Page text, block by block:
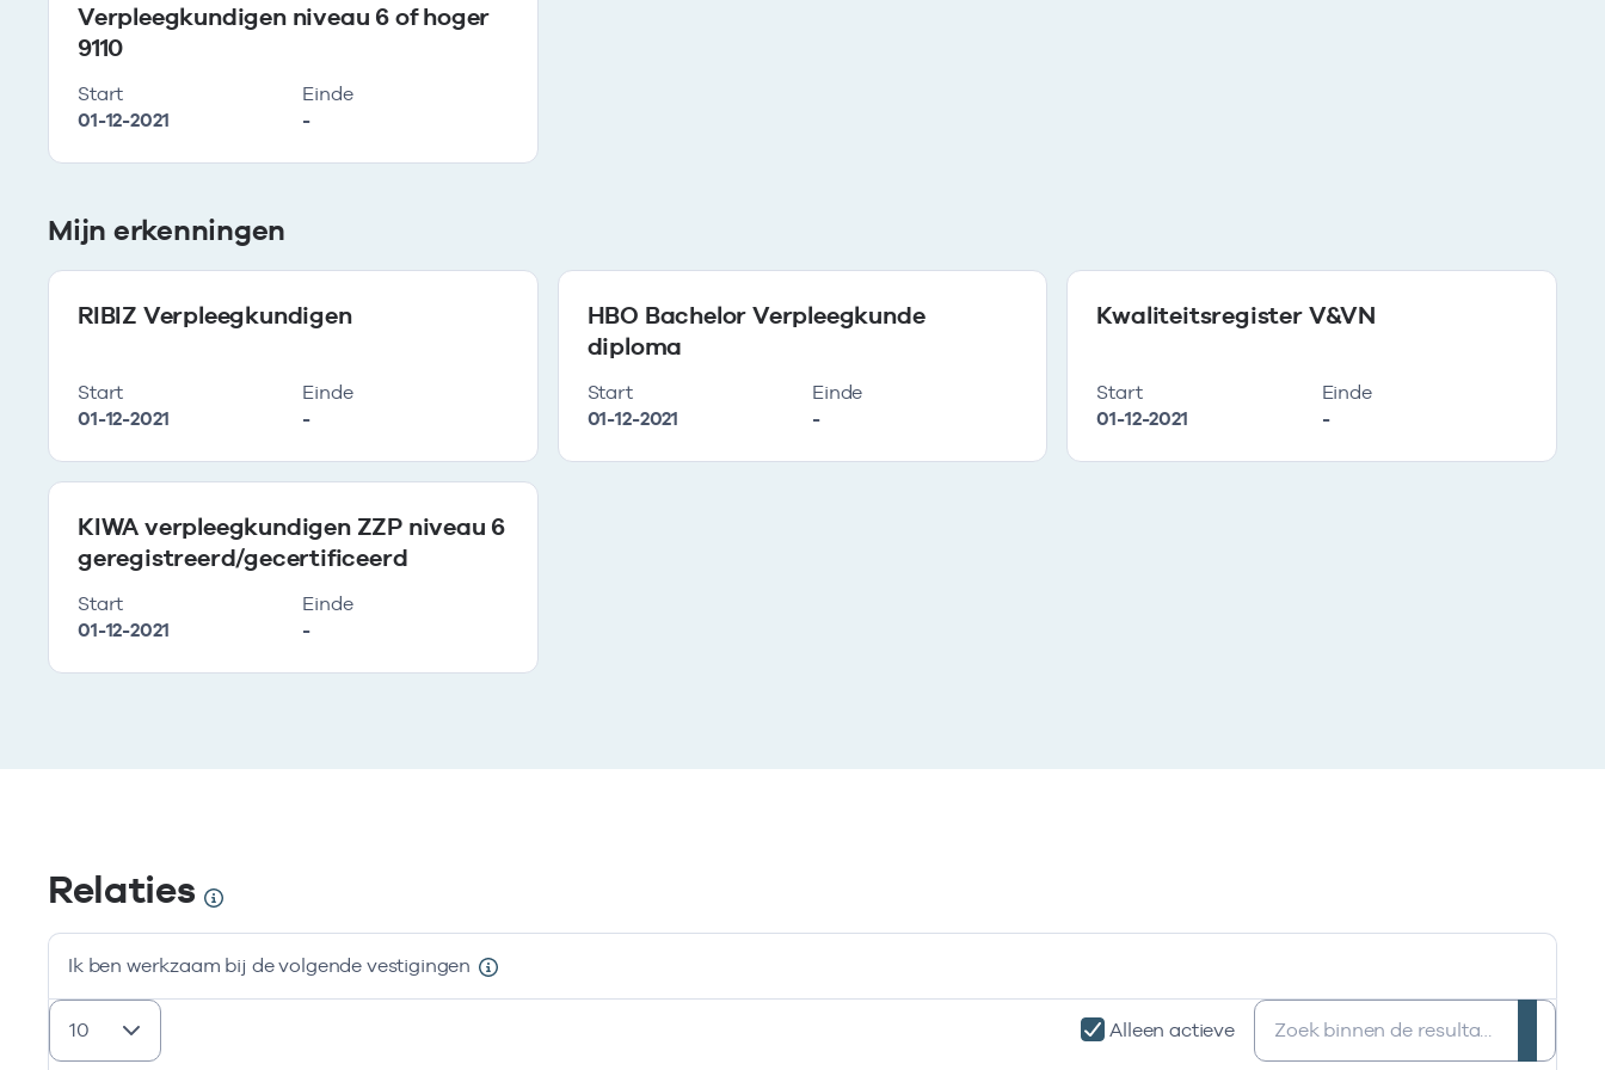
Verpleegkundigen niveau 6 of hoger
9110
Start
01-12-2021
Einde
-
Mijn erkenningen
RIBIZ Verpleegkundigen
Start
01-12-2021
Einde
-
HBO Bachelor Verpleegkunde
diploma
Start
01-12-2021
Einde
-
Kwaliteitsregister V&VN
Start
01-12-2021
Einde
-
KIWA verpleegkundigen ZZP niveau 6
geregistreerd/gecertificeerd
Start
01-12-2021
Einde
-
Relaties
Ik ben werkzaam bij de volgende vestigingen
Alleen actieve
Zoeken: